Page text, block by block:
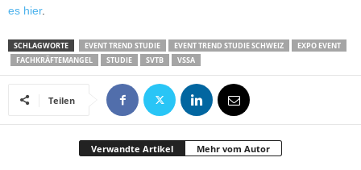
es hier.
SCHLAGWORTE EVENT TREND STUDIE EVENT TREND STUDIE SCHWEIZ
EXPO EVENT
FACHKRÄFTEMANGEL
STUDIE SVTB VSSA
Teilen
Verwandte Artikel Mehr vom Autor